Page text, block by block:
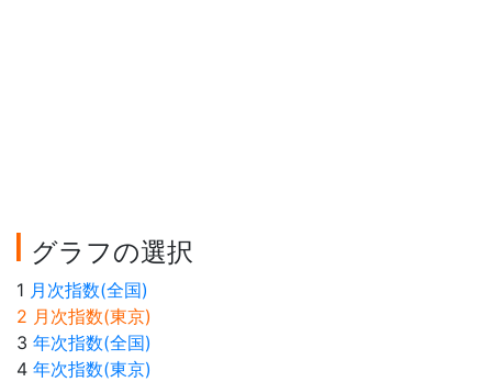
グラフの選択
1 月次指数(全国)
2 月次指数(東京)
3 年次指数(全国)
4 年次指数(東京)